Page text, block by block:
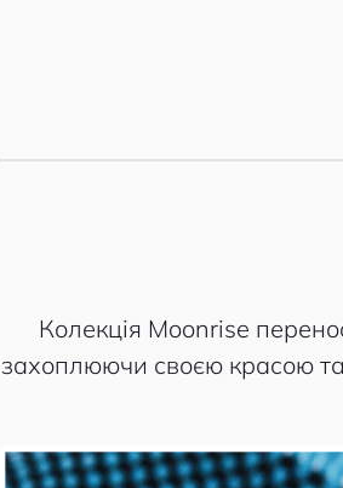
Колекція Moonrise
захоплюючи своєю красою та